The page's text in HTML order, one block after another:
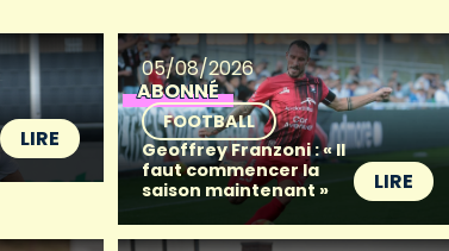
LIRE
05/08/2026
ABONNÉ
FOOTBALL
Geoffrey Franzoni : « Il
faut commencer la
saison maintenant »
LIRE